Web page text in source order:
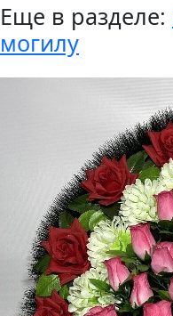
Еще в разделе:
могилу